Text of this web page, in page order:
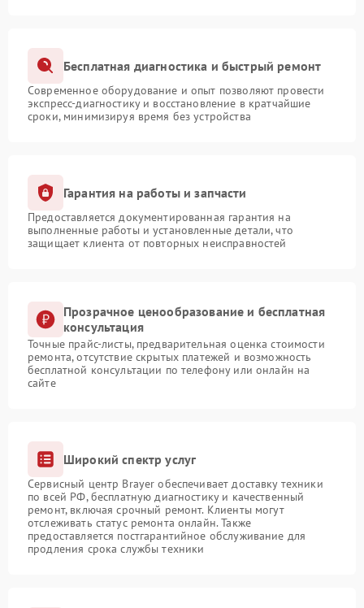
Бесплатная диагностика и быстрый ремонт
Современное оборудование и опыт позволяют провести
экспресс-диагностику и восстановление в кратчайшие
сроки, минимизируя время без устройства
Гарантия на работы и запчасти
Предоставляется документированная гарантия на
выполненные работы и установленные детали, что
защищает клиента от повторных неисправностей
Прозрачное ценообразование и бесплатная
консультация
Точные прайс-листы, предварительная оценка стоимости
ремонта, отсутствие скрытых платежей и возможность
бесплатной консультации по телефону или онлайн на
сайте
Широкий спектр услуг
Сервисный центр Brayer обеспечивает доставку техники
по всей РФ, бесплатную диагностику и качественный
ремонт, включая срочный ремонт. Клиенты могут
отслеживать статус ремонта онлайн. Также
предоставляется постгарантийное обслуживание для
продления срока службы техники